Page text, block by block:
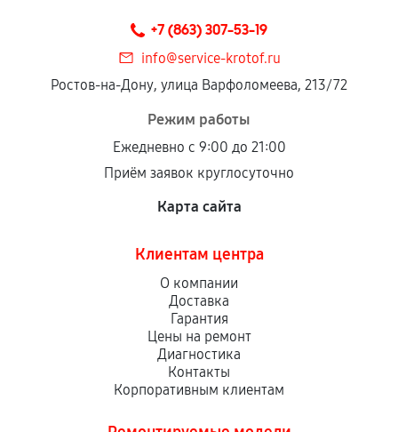
+7 (863) 307-53-19
info@service-krotof.ru
Ростов-на-Дону, улица Варфоломеева, 213/72
Режим работы
Ежедневно с 9:00 до 21:00
Приём заявок круглосуточно
Карта сайта
Клиентам центра
О компании
Доставка
Гарантия
Цены на ремонт
Диагностика
Контакты
Корпоративным клиентам